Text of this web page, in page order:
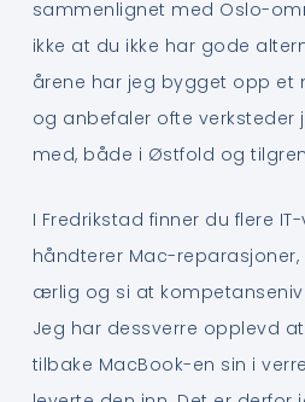
sammenlignet med Oslo-
ikke at du ikke har gode
årene har jeg bygget opp et
og anbefaler ofte verksteder
med, både i Østfold og
I Fredrikstad finner du flere
håndterer Mac-
ærlig og si at
Jeg har dessverre opplevd
tilbake MacBook-en sin i